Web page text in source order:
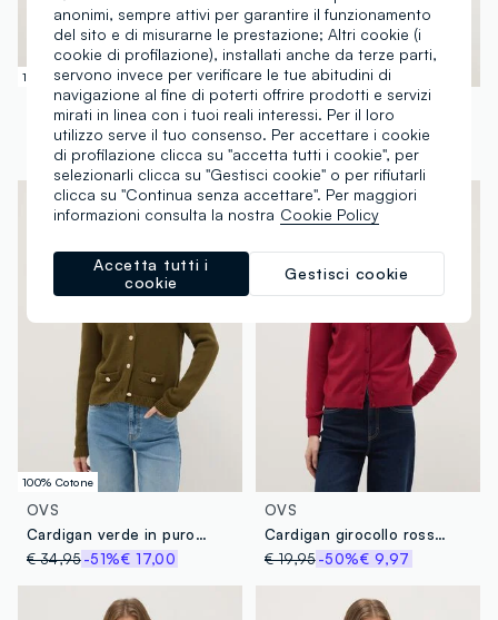
100% Cotone
OVS
Cardigan blu in puro cotone regular fit con bottoni
€ 34,95-51%€ 17,00
100% Cotone
OVS
€ 29,95 -50%€ 14,97
100% Cotone
OVS
Cardigan verde in puro cotone regular fit con bottoni
€ 34,95-51%€ 17,00
OVS
Cardigan girocollo rosso regular fit
€ 19,95 -50%€ 9,97
anonimi, sempre attivi per garantire il funzionamento
del sito e di misurarne le prestazione; Altri cookie (i
cookie di profilazione), installati anche da terze parti,
servono invece per verificare le tue abitudini di
navigazione al fine di poterti offrire prodotti e servizi
mirati in linea con i tuoi reali interessi. Per il loro
utilizzo serve il tuo consenso. Per accettare i cookie
di profilazione clicca su "accetta tutti i cookie", per
selezionarli clicca su "Gestisci cookie" o per rifiutarli
clicca su "Continua senza accettare". Per maggiori
informazioni consulta la nostra Cookie Policy
Gestisci cookie
Accetta tutti i
cookie